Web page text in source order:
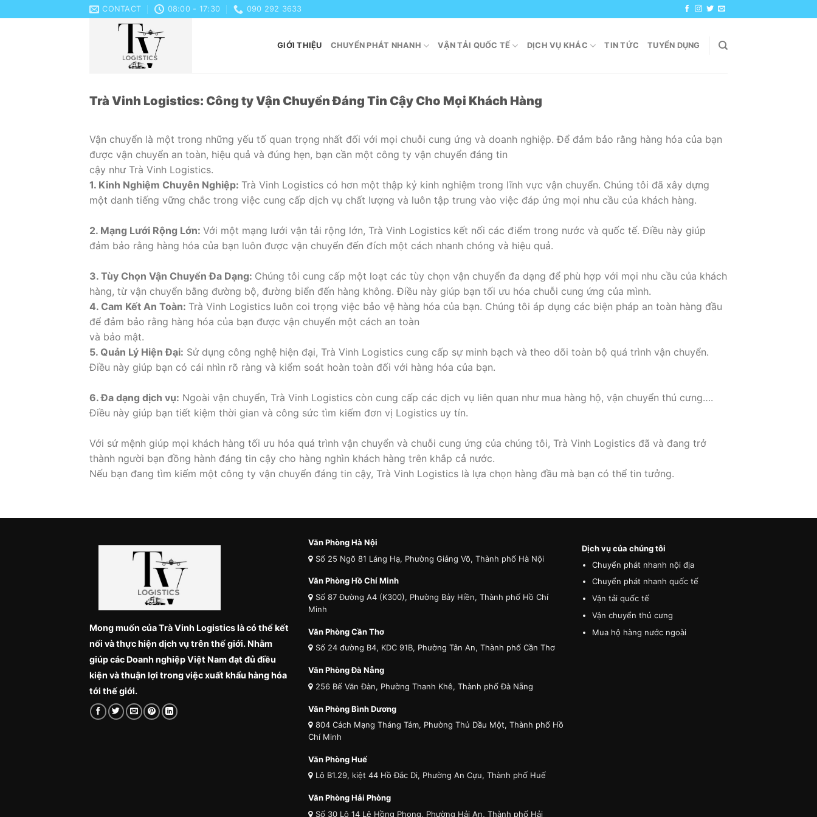
to
CONTACT 08:00 - 17:30 090 292 3633
GIỚI THIỆU CHUYỂN PHÁT NHANH VẬN TẢI QUỐC TẾ DỊCH VỤ KHÁC TIN TỨC TUYỂN DỤNG
Trà Vinh Logistics: Công ty Vận Chuyển Đáng Tin Cậy Cho Mọi Khách Hàng
Vận chuyển là một trong những yếu tố quan trọng nhất đối với mọi chuỗi cung ứng và doanh nghiệp. Để đảm bảo rằng hàng hóa của bạn
được vận chuyển an toàn, hiệu quả và đúng hẹn, bạn cần một công ty vận chuyển đáng tin
cậy như Trà Vinh Logistics.
1. Kinh Nghiệm Chuyên Nghiệp: Trà Vinh Logistics có hơn một thập kỷ kinh nghiệm trong lĩnh vực vận chuyển. Chúng tôi đã xây dựng
một danh tiếng vững chắc trong việc cung cấp dịch vụ chất lượng và luôn tập trung vào việc đáp ứng mọi nhu cầu của khách hàng.
2. Mạng Lưới Rộng Lớn: Với một mạng lưới vận tải rộng lớn, Trà Vinh Logistics kết nối các điểm trong nước và quốc tế. Điều này giúp
đảm bảo rằng hàng hóa của bạn luôn được vận chuyển đến đích một cách nhanh chóng và hiệu quả.
3. Tùy Chọn Vận Chuyển Đa Dạng: Chúng tôi cung cấp một loạt các tùy chọn vận chuyển đa dạng để phù hợp với mọi nhu cầu của khách
hàng, từ vận chuyển bằng đường bộ, đường biển đến hàng không. Điều này giúp bạn tối ưu hóa chuỗi cung ứng của mình.
4. Cam Kết An Toàn: Trà Vinh Logistics luôn coi trọng việc bảo vệ hàng hóa của bạn. Chúng tôi áp dụng các biện pháp an toàn hàng đầu
để đảm bảo rằng hàng hóa của bạn được vận chuyển một cách an toàn
và bảo mật.
5. Quản Lý Hiện Đại: Sử dụng công nghệ hiện đại, Trà Vinh Logistics cung cấp sự minh bạch và theo dõi toàn bộ quá trình vận chuyển.
Điều này giúp bạn có cái nhìn rõ ràng và kiểm soát hoàn toàn đối với hàng hóa của bạn.
6. Đa dạng dịch vụ: Ngoài vận chuyển, Trà Vinh Logistics còn cung cấp các dịch vụ liên quan như mua hàng hộ, vận chuyển thú cưng….
Điều này giúp bạn tiết kiệm thời gian và công sức tìm kiếm đơn vị Logistics uy tín.
Với sứ mệnh giúp mọi khách hàng tối ưu hóa quá trình vận chuyển và chuỗi cung ứng của chúng tôi, Trà Vinh Logistics đã và đang trở
thành người bạn đồng hành đáng tin cậy cho hàng nghìn khách hàng trên khắp cả nước.
Nếu bạn đang tìm kiếm một công ty vận chuyển đáng tin cậy, Trà Vinh Logistics là lựa chọn hàng đầu mà bạn có thể tin tưởng.
Mong muốn của Trà Vinh Logistics là có thể kết
nối và thực hiện dịch vụ trên thế giới. Nhằm
giúp các Doanh nghiệp Việt Nam đạt đủ điều
kiện và thuận lợi trong việc xuất khẩu hàng hóa
tới thế giới.
Văn Phòng Hà Nội
Số 25 Ngõ 81 Láng Hạ, Phường Giảng Võ, Thành phố Hà Nội
Văn Phòng Hồ Chí Minh
Số 87 Đường A4 (K300), Phường Bảy Hiền, Thành phố Hồ Chí
Minh
Văn Phòng Cần Thơ
Số 24 đường B4, KDC 91B, Phường Tân An, Thành phố Cần Thơ
Văn Phòng Đà Nẵng
256 Bế Văn Đàn, Phường Thanh Khê, Thành phố Đà Nẵng
Văn Phòng Bình Dương
804 Cách Mạng Tháng Tám, Phường Thủ Dầu Một, Thành phố Hồ
Chí Minh
Văn Phòng Huế
Lô B1.29, kiệt 44 Hồ Đắc Di, Phường An Cựu, Thành phố Huế
Văn Phòng Hải Phòng
Số 30 Lô 14 Lê Hồng Phong, Phường Hải An, Thành phố Hải
Dịch vụ của chúng tôi
Chuyển phát nhanh nội địa
Chuyển phát nhanh quốc tế
Vận tải quốc tế
Vận chuyển thú cưng
Mua hộ hàng nước ngoài